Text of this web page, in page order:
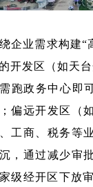
企业需求构建
开发区（如天
跑政务中心即
偏远开发区（
工商、税务等
，通过减少审
级经开区下放